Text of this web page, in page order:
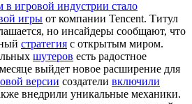
игровой индустрии стало
игры от компании Tencent. Титул
но инсайдеры сообщают, что
стратегия с открытым миром.
шутеров есть радостное
выйдет новое расширение для
версии создатели включили
внедрили уникальные механики.